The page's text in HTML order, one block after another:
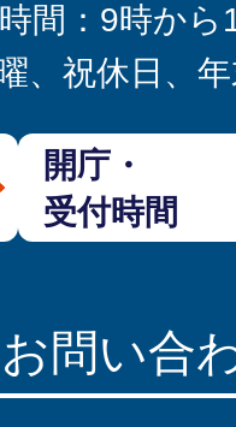
間：9時から
、祝休日、
開庁・
受付時間
お問い合